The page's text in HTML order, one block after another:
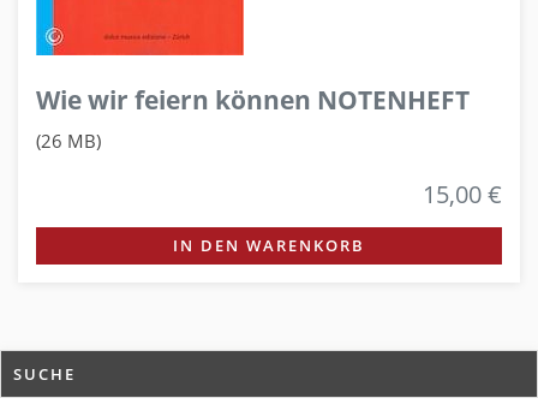
Wie wir feiern können NOTENHEFT
(26 MB)
15,00 €
IN DEN WARENKORB
SUCHE